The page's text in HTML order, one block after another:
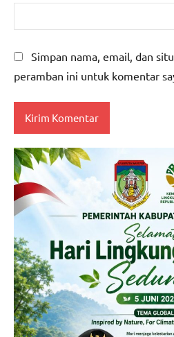
Simpan nama, email, dan
peramban ini untuk komentar